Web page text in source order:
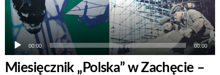
00:00 00:00
Miesięcznik „Polska” w Zachęcie –